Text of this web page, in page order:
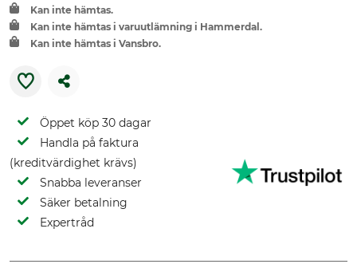
Kan inte hämtas.
Kan inte hämtas i varuutlämning i Hammerdal.
Kan inte hämtas i Vansbro.
Öppet köp 30 dagar
Handla på faktura
(kreditvärdighet krävs)
Snabba leveranser
Säker betalning
Expertråd